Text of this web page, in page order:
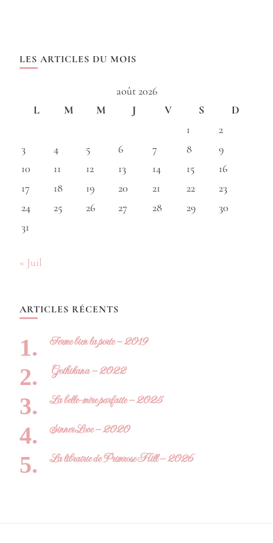
LES ARTICLES DU MOIS
août 2026
L
M M J V S
D
1
2
3
4 5 6 7 8
9
10
11 12 13 14 15
16
17
18 19 20 21 22
23
24
25 26 27 28 29
30
31
« Juil
ARTICLES RÉCENTS
Ferme bien la porte – 2019
Gothikana – 2022
La belle-mère parfaite – 2025
Sinner Love – 2020
La librairie de Primrose Hill – 2026